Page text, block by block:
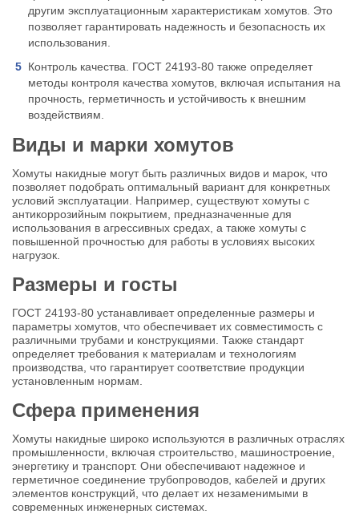
другим эксплуатационным характеристикам хомутов. Это
позволяет гарантировать надежность и безопасность их
использования.
Контроль качества. ГОСТ 24193-80 также определяет
методы контроля качества хомутов, включая испытания на
прочность, герметичность и устойчивость к внешним
воздействиям.
Виды и марки хомутов
Хомуты накидные могут быть различных видов и марок, что
позволяет подобрать оптимальный вариант для конкретных
условий эксплуатации. Например, существуют хомуты с
антикоррозийным покрытием, предназначенные для
использования в агрессивных средах, а также хомуты с
повышенной прочностью для работы в условиях высоких
нагрузок.
Размеры и госты
ГОСТ 24193-80 устанавливает определенные размеры и
параметры хомутов, что обеспечивает их совместимость с
различными трубами и конструкциями. Также стандарт
определяет требования к материалам и технологиям
производства, что гарантирует соответствие продукции
установленным нормам.
Сфера применения
Хомуты накидные широко используются в различных отраслях
промышленности, включая строительство, машиностроение,
энергетику и транспорт. Они обеспечивают надежное и
герметичное соединение трубопроводов, кабелей и других
элементов конструкций, что делает их незаменимыми в
современных инженерных системах.